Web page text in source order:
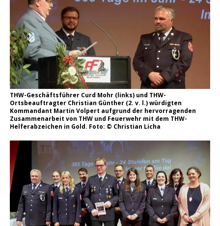
THW-Geschäftsführer Curd Mohr (links) und THW-
Ortsbeauftragter Christian Günther (2. v. l.) würdigten
Kommandant Martin Volpert aufgrund der hervorragenden
Zusammenarbeit von THW und Feuerwehr mit dem THW-
Helferabzeichen in Gold. Foto: © Christian Licha